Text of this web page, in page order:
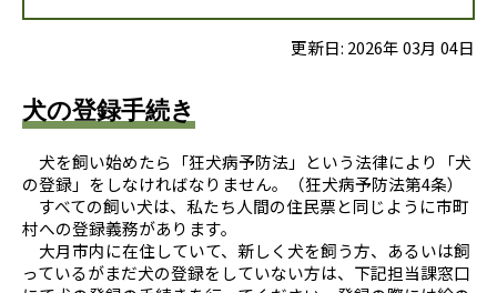
更新日: 2026年03月 04日
犬の登録手続き
犬を飼い始めたら「狂犬病予防法」という法律により「犬
の登録」をしなければなりません。（狂犬病予防法第4条）
すべての飼い犬は、私たち人間の住民票と同じように市町
村への登録義務があります。
大月市内に在住していて、新しく犬を飼う方、あるいは飼
っているがまだ犬の登録をしていない方は、下記担当課窓口